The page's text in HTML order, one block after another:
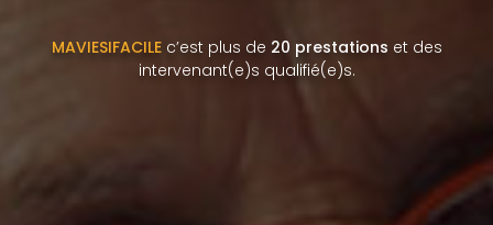
MAVIESIFACILEc’est plus de 20 prestations et des
intervenant(e)s qualifié(e)s.